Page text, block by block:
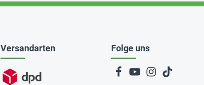
Folge uns
Versandarten